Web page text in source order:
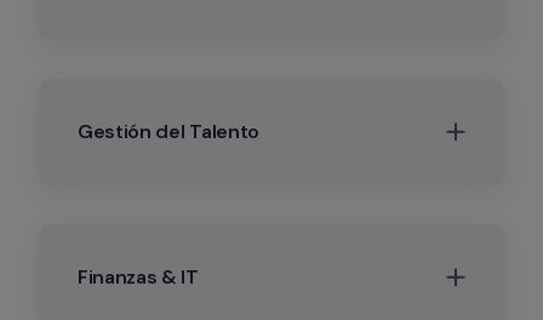
Gestión del Talento
Finanzas & IT